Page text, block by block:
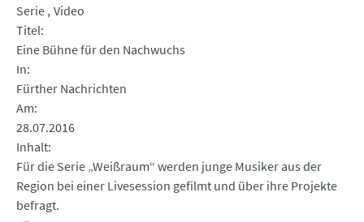
Serie Video
Titel
Eine Bühne für den Nachwuchs
In
Fürther Nachrichten
Am
28.07.2016
Inhalt
Für die Serie „Weißraum“ werden junge Musiker aus der
Region bei einer Livesession gefilmt und über ihre Projekte
befragt.